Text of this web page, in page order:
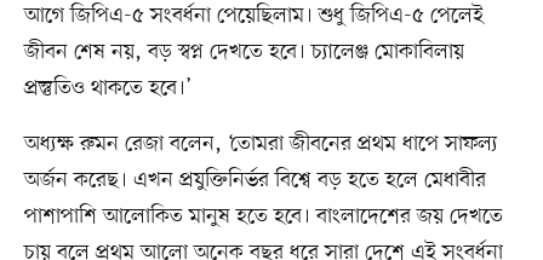
আগে জিপিএ-৫ সংবর্ধনা পেয়েছিলাম। শুধু জিপিএ-৫ পেলেই
জীবন শেষ নয়, বড় স্বপ্ন দেখতে হবে। চ্যালেঞ্জ মোকাবিলায়
প্রস্তুতিও থাকতে হবে।’
অধ্যক্ষ রুমন রেজা বলেন, ‘তোমরা জীবনের প্রথম ধাপে সাফল্য
অর্জন করেছ। এখন প্রযুক্তিনির্ভর বিশ্বে বড় হতে হলে মেধাবীর
পাশাপাশি আলোকিত মানুষ হতে হবে। বাংলাদেশের জয় দেখতে
চায় বলে প্রথম আলো অনেক বছর ধরে সারা দেশে এই সংবর্ধনা